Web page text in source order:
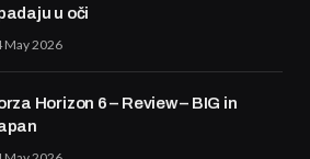
u oči
May 2026
Horizon 6 – Review – BIG in